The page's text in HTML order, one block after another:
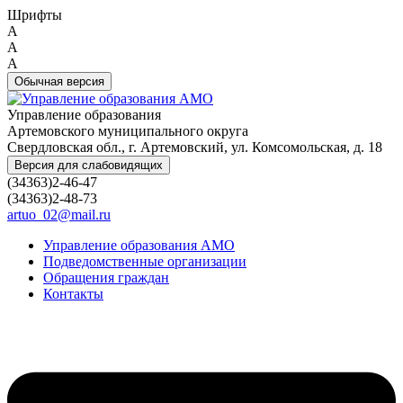
Шрифты
A
A
A
Обычная версия
Управление образования
Артемовского муниципального округа
Свердловская обл., г. Артемовский, ул. Комсомольская, д. 18
Версия для слабовидящих
(34363)2-46-47
(34363)2-48-73
artuo_02@mail.ru
Управление образования АМО
Подведомственные организации
Обращения граждан
Контакты